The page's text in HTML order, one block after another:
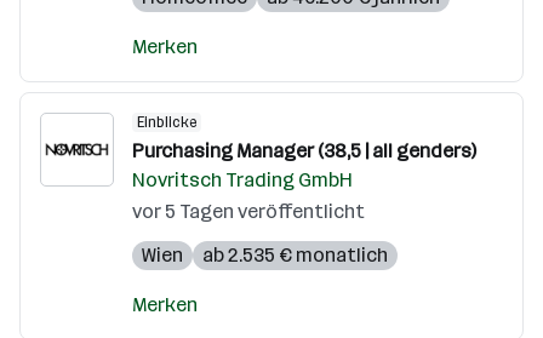
Merken
Einblicke
Purchasing Manager (38,5 | all genders)
Novritsch Trading GmbH
vor 5 Tagen veröffentlicht
Wien
ab 2.535 € monatlich
Merken